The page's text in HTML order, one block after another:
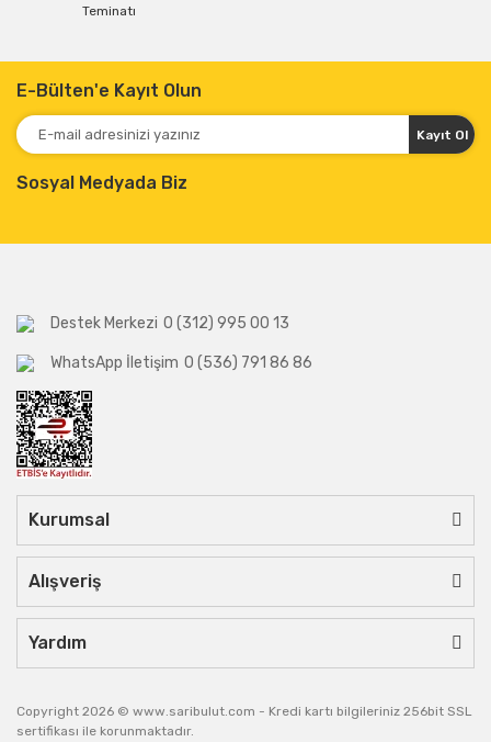
Teminatı
E-Bülten'e Kayıt Olun
Kayıt Ol
Sosyal Medyada Biz
Destek Merkezi 0 (312) 995 00 13
WhatsApp İletişim 0 (536) 791 86 86
Kurumsal
Alışveriş
Yardım
Copyright 2026 © www.saribulut.com - Kredi kartı bilgileriniz 256bit SSL
sertifikası ile korunmaktadır.